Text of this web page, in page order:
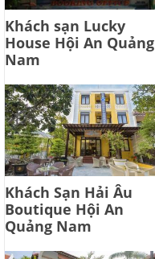
Khách sạn Lucky
House Hội An Quảng
Nam
Khách Sạn Hải Âu
Boutique Hội An
Quảng Nam